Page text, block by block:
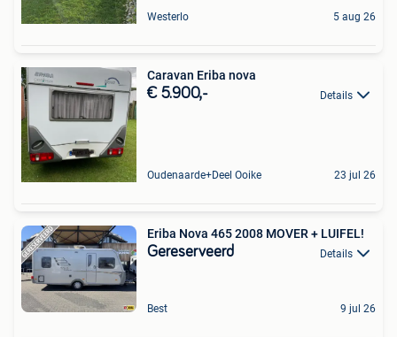
Westerlo 5 aug 26
Caravan Eriba nova
€ 5.900,- Details
Oudenaarde+Deel Ooike 23 jul 26
Eriba Nova 465 2008 MOVER + LUIFEL!
Gereserveerd Details
Best 9 jul 26